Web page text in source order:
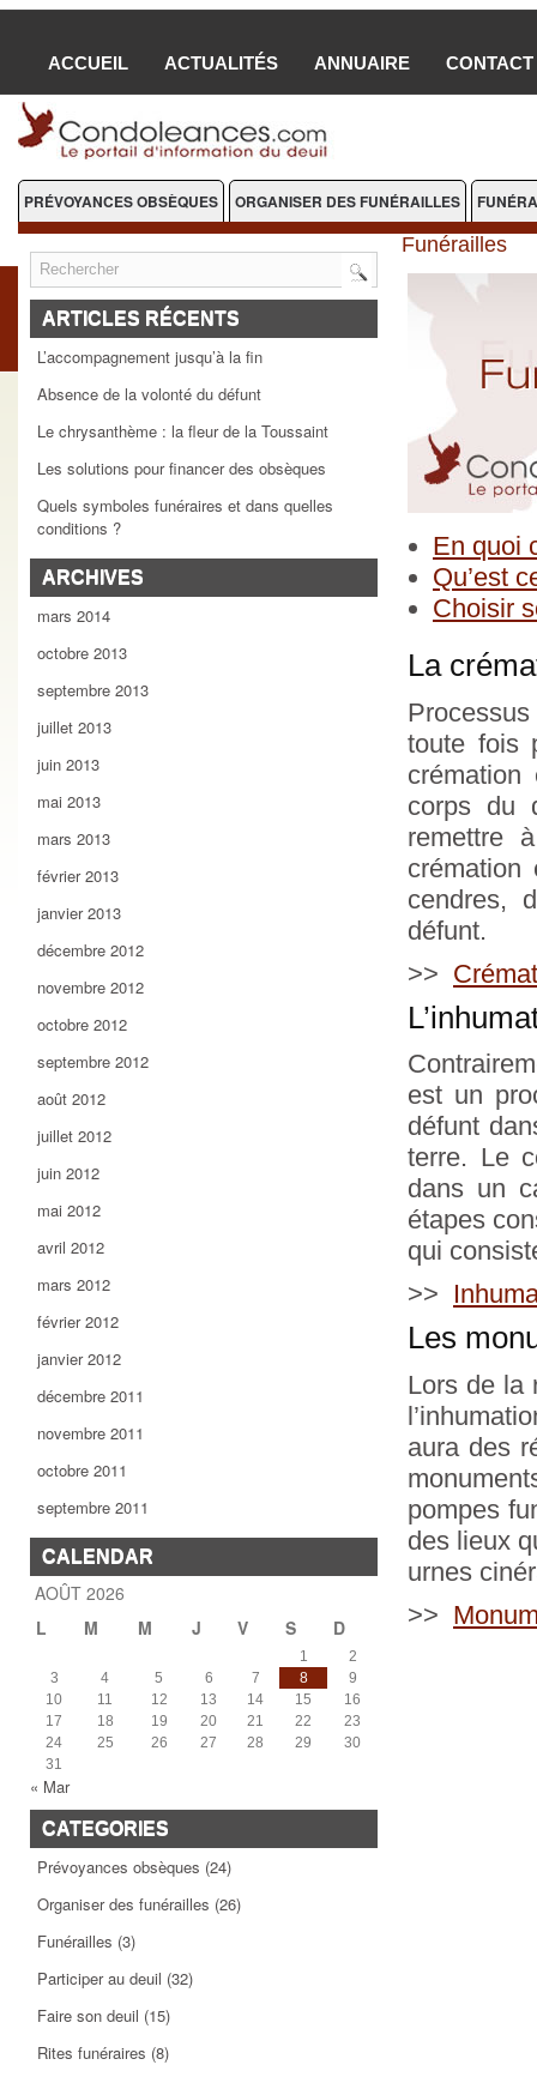
ACCUEIL ACTUALITÉS ANNUAIRE CONTACT
PRÉVOYANCES OBSÈQUES ORGANISER DES FUNÉRAILLES
ARTICLES RÉCENTS
L’accompagnement jusqu’à la fin
Absence de la volonté du défunt
Le chrysanthème : la fleur de la Toussaint
Les solutions pour financer des obsèques
Quels symboles funéraires et dans quelles
conditions ?
ARCHIVES
mars 2014
octobre 2013
septembre 2013
juillet 2013
juin 2013
mai 2013
mars 2013
février 2013
janvier 2013
décembre 2012
novembre 2012
octobre 2012
septembre 2012
août 2012
juillet 2012
juin 2012
mai 2012
avril 2012
mars 2012
février 2012
janvier 2012
décembre 2011
novembre 2011
octobre 2011
septembre 2011
CALENDAR
AOÛT 2026
L
M M J V S D
1
2
3
4 5 6 7 8
9
10
11 12 13 14 15
16
17
18 19 20 21 22
23
24
25 26 27 28 29
30
31
« Mar
CATEGORIES
Prévoyances obsèques (24)
Organiser des funérailles (26)
Funérailles (3)
Participer au deuil (32)
Faire son deuil (15)
Rites funéraires (8)
Funérailles
En quoi
Qu’est
Choisir
La
toute fois
corps du
remettre
crémation
cendres,
défunt.
>>
est un
défunt
terre. Le
dans un
étapes
qui
>>
Les
Lors de la
aura des
pompes
des lieux
urnes
>>